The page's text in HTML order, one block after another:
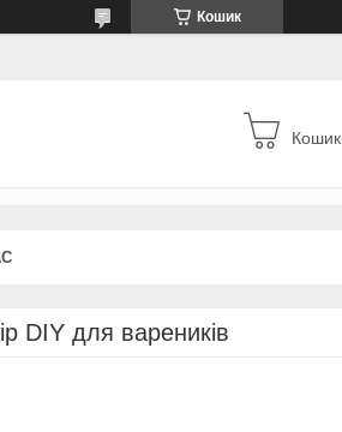
Кошик
Кошик
DIY для вареників